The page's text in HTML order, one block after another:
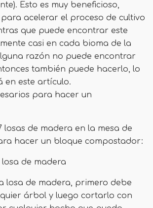
Esto es muy beneficioso,
acelerar el proceso de cultivo
que puede encontrar este
casi en cada bioma de la
razón no puede encontrar
también puede hacerlo, lo
en este artículo.
para hacer un
losas de madera en la mesa de
hacer un bloque compostador:
de madera
losa de madera, primero debe
árbol y luego cortarlo con